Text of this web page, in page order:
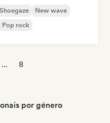
Shoegaze
New wave
Pop rock
... 8
por género